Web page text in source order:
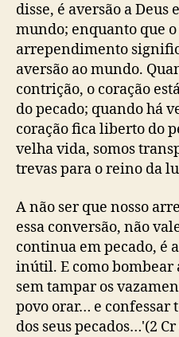
disse, é aversão a Deus
mundo; enquanto que
arrependimento
aversão ao mundo.
contrição, o coração
do pecado; quando há
coração fica liberto do
velha vida, somos
trevas para o reino da
A não ser que nosso
essa conversão, não
continua em pecado, é
inútil. E como bombear
sem tampar os
povo orar… e confessar
dos seus pecados…'(2 Cr